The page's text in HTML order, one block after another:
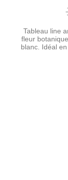
Tableau line
fleur
blanc. Idéal